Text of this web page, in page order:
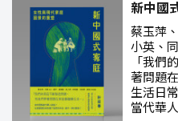
新中國
蔡玉萍
小英、
「我們
著問題
生活日
當代華